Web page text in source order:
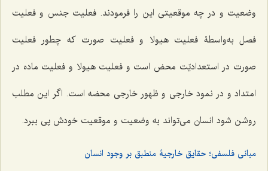
وضعیت و در چه موقعیتى این را فرمودند. فعلیت جنس و فعلیت
فصل به‌واسطۀ فعلیت هیولا و فعلیت صورت که چطور فعلیت
صورت در استعدادیّت محض است و فعلیت هیولا و فعلیت ماده در
امتداد و در نمود خارجى و ظهور خارجى محضه است. اگر این مطلب
روشن شود انسان مى‌تواند به وضعیت و موقعیت خودش پى ببرد.
مبانى فلسفى؛ حقایق خارجیۀ منطبق بر وجود انسان